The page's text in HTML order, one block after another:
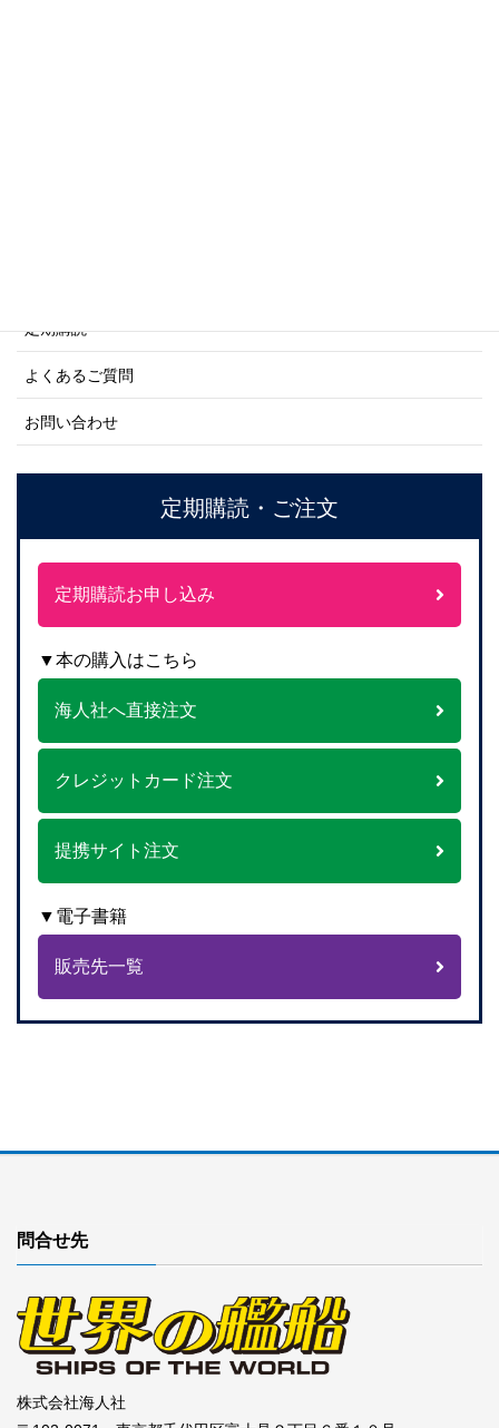
定期購読
よくあるご質問
お問い合わせ
定期購読・ご注文
定期購読お申し込み
▼本の購入はこちら
海人社へ直接注文
クレジットカード注文
提携サイト注文
▼電子書籍
販売先一覧
問合せ先
株式会社海人社